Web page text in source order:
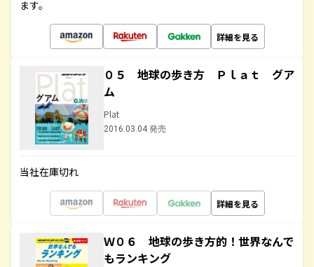
ます。
詳細を見る
０５ 地球の歩き方 Ｐｌａｔ グア
ム
Plat
2016.03.04 発売
当社在庫切れ
詳細を見る
Ｗ０６ 地球の歩き方的！世界なんで
もランキング